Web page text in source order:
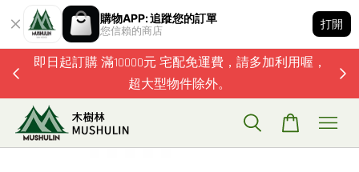
購物APP: 追蹤您的訂單
您信賴的商店
打開
即日起訂購 滿10000元 宅配免運費，請多加利用喔，
超大型物件除外。